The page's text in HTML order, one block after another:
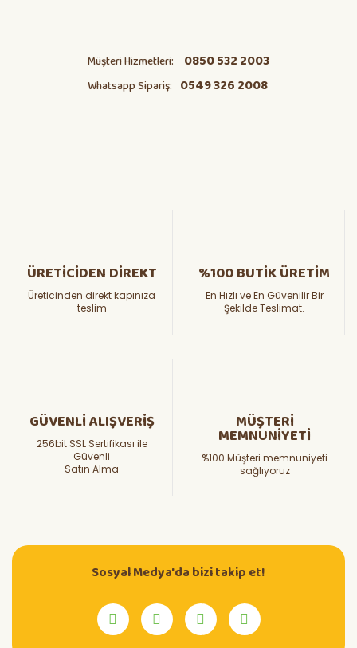
Müşteri Hizmetleri: 0850 532 2003
Whatsapp Sipariş: 0549 326 2008
ÜRETİCİDEN DİREKT
Üreticinden direkt kapınıza
teslim
%100 BUTİK ÜRETİM
En Hızlı ve En Güvenilir Bir
Şekilde Teslimat.
GÜVENLİ ALIŞVERİŞ
256bit SSL Sertifikası ile
Güvenli
Satın Alma
MÜŞTERİ
MEMNUNİYETİ
%100 Müşteri memnuniyeti
sağlıyoruz
Sosyal Medya'da bizi takip et!